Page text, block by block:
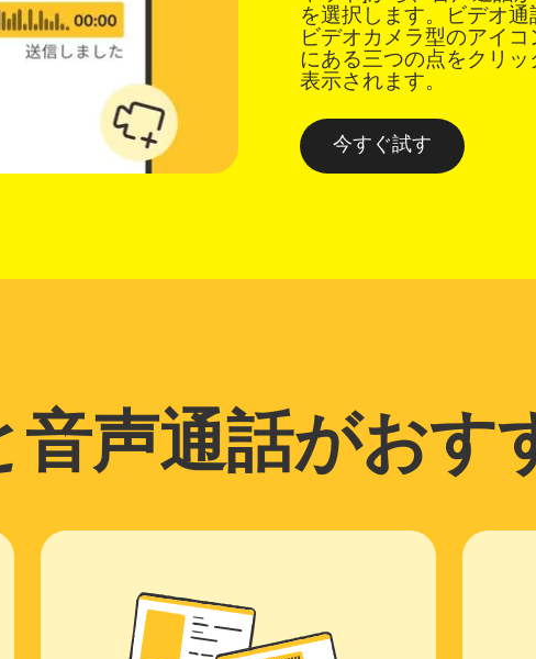
を選択します。ビデオ
ビデオカメラ型のアイ
にある三つの点をクリ
表示されます。
今すぐ試す
音声通話がおす